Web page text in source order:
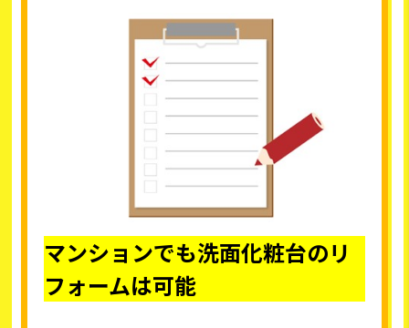
マンションでも洗面化粧台のリ
フォームは可能